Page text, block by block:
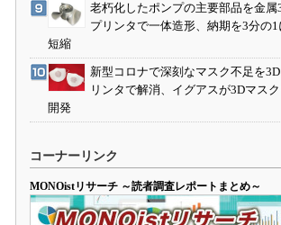
老朽化したポンプの主要部品を金属
プリンタで一体造形、納期を3分の1
短縮
新型コロナで深刻なマスク不足を
リンタで解消、イグアスが3Dマス
開発
コーナーリンク
MONOistリサーチ ～読者調査レポートまとめ～